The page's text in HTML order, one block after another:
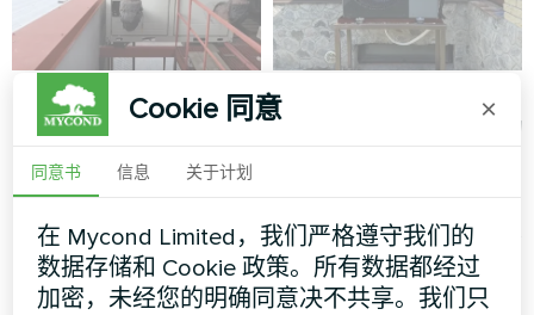
购物中心
配备 Mycond 分体式
热泵 BeeHeat 系列的
系列确保全年高效供暖和制冷
Cookie 同意 ×
同意书 信息 关于计划
在 Mycond Limited，我们严格遵守我们的
数据存储和 Cookie 政策。所有数据都经过
加密，未经您的明确同意决不共享。我们只